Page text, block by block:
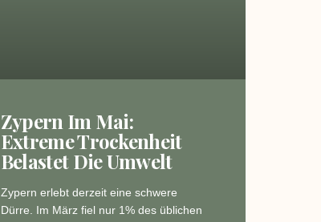
Zypern Im Mai:
Extreme Trockenheit
Belastet Die Umwelt
Zypern erlebt derzeit eine schwere
Dürre. Im März fiel nur 1% des üblichen